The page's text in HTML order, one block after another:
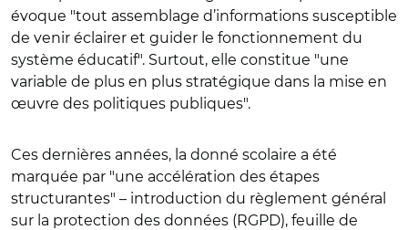
évoque "tout assemblage d’informations susceptible
de venir éclairer et guider le fonctionnement du
système éducatif". Surtout, elle constitue "une
variable de plus en plus stratégique dans la mise en
œuvre des politiques publiques".
Ces dernières années, la donné scolaire a été
marquée par "une accélération des étapes
structurantes" – introduction du règlement général
sur la protection des données (RGPD), feuille de